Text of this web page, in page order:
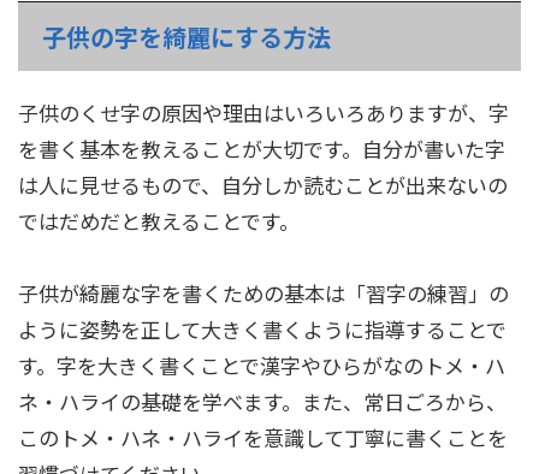
子供の字を綺麗にする方法
子供のくせ字の原因や理由はいろいろありますが、字
を書く基本を教えることが大切です。自分が書いた字
は人に見せるもので、自分しか読むことが出来ないの
ではだめだと教えることです。
子供が綺麗な字を書くための基本は「習字の練習」の
ように姿勢を正して大きく書くように指導することで
す。字を大きく書くことで漢字やひらがなのトメ・ハ
ネ・ハライの基礎を学べます。また、常日ごろから、
このトメ・ハネ・ハライを意識して丁寧に書くことを